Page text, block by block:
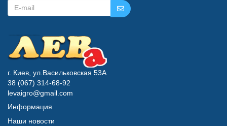
г. Киев, ул.Васильковская 53А
38 (067) 314-68-92
levaigro@gmail.com
Информация
Наши новости